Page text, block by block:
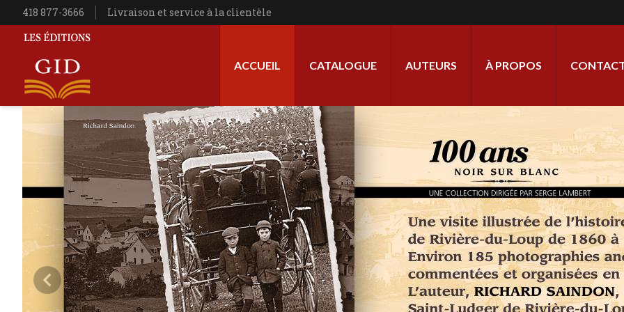
Aller au contenu principal
Téléphone
418 877-3666 Livraison et service à la clientèle
ACCUEIL CATALOGUE AUTEURS À PROPOS